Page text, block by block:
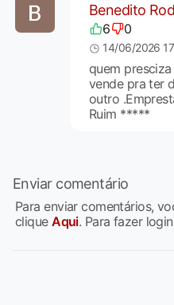
Benedito
6 0
14/06/2026
quem
vende pra ter
outro
Ruim *****
Enviar comentário
Para enviar comentários,
cliqueAqui. Para fazer